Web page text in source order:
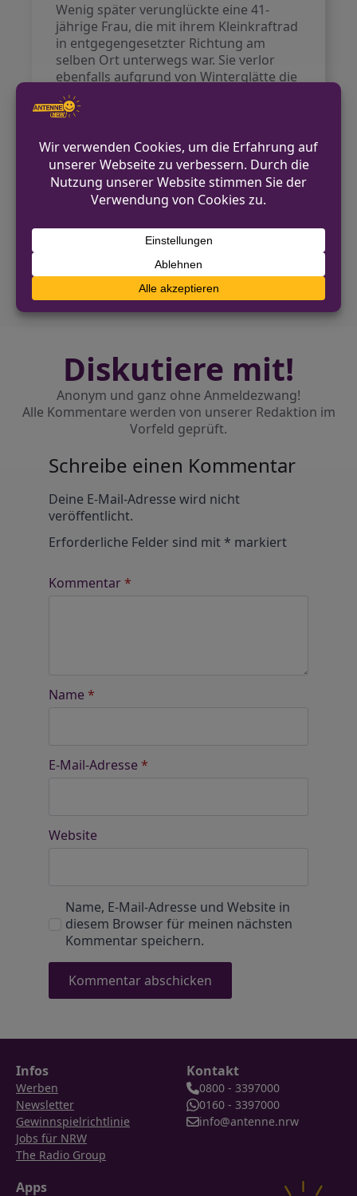
Wenig später verunglückte eine 41-
jährige Frau, die mit ihrem Kleinkraftrad
in entgegengesetzter Richtung am
selben Ort unterwegs war. Sie verlor
ebenfalls aufgrund von Winterglätte die
Kontrolle und stürzte. Die Frau erlitt
offenbar leichtere Verletzungen und
ebenfalls ins JWK transportiert.
VORHERIGER BEITRAG
NÄCHSTER BEITRAG
Diskutiere mit!
Anonym und ganz ohne Anmeldezwang!
Alle Kommentare werden von unserer Redaktion im
Vorfeld geprüft.
Schreibe einen Kommentar
Deine E-Mail-Adresse wird nicht
veröffentlicht.
Erforderliche Felder sind mit* markiert
Kommentar*
Name *
E-Mail-Adresse *
Website
Name, E-Mail-Adresse und Website in
diesem Browser für meinen nächsten
Kommentar speichern.
Infos
Werben
Newsletter
Gewinnspielrichtlinie
Jobs für NRW
The Radio Group
Kontakt
0800 - 3397000
0160 - 3397000
info@antenne.nrw
Apps